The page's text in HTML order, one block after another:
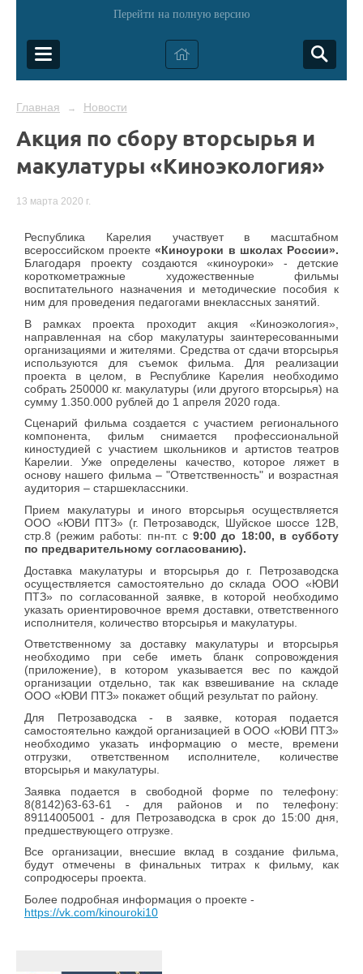
Перейти на полную версию
Главная → Новости
Акция по сбору вторсырья и
макулатуры «Киноэкология»
13 марта 2020 г.
Республика Карелия участвует в масштабном
всероссийском проекте «Киноуроки в школах России».
Благодаря проекту создаются «киноуроки» - детские
короткометражные художественные фильмы
воспитательного назначения и методические пособия к
ним для проведения педагогами внеклассных занятий.
В рамках проекта проходит акция «Киноэкология»,
направленная на сбор макулатуры заинтересованными
организациями и жителями. Средства от сдачи вторсырья
используются для съемок фильма. Для реализации
проекта в целом, в Республике Карелия необходимо
собрать 250000 кг. макулатуры (или другого вторсырья) на
сумму 1.350.000 рублей до 1 апреля 2020 года.
Сценарий фильма создается с участием регионального
компонента, фильм снимается профессиональной
киностудией с участием школьников и артистов театров
Карелии. Уже определены качество, которое ляжет в
основу нашего фильма – "Ответственность" и возрастная
аудитория – старшеклассники.
Прием макулатуры и иного вторсырья осуществляется
ООО «ЮВИ ПТЗ» (г. Петрозаводск, Шуйское шоссе 12В,
стр.8 (режим работы: пн-пт. с9:00 до 18:00, в субботу
по предварительному согласованию).
Доставка макулатуры и вторсырья до г. Петрозаводска
осуществляется самостоятельно до склада ООО «ЮВИ
ПТЗ» по согласованной заявке, в которой необходимо
указать ориентировочное время доставки, ответственного
исполнителя, количество вторсырья и макулатуры.
Ответственному за доставку макулатуры и вторсырья
необходимо при себе иметь бланк сопровождения
(приложение), в котором указывается вес по каждой
организации отдельно, так как взвешивание на складе
ООО «ЮВИ ПТЗ» покажет общий результат по району.
Для Петрозаводска - в заявке, которая подается
самостоятельно каждой организацией в ООО «ЮВИ ПТЗ»
необходимо указать информацию о месте, времени
отгрузки, ответственном исполнителе, количестве
вторсырья и макулатуры.
Заявка подается в свободной форме по телефону:
8(8142)63-63-61 - для районов и по телефону:
89114005001 - для Петрозаводска в срок до 15:00 дня,
предшествующего отгрузке.
Все организации, внесшие вклад в создание фильма,
будут отмечены в финальных титрах к фильму, как
сопродюсеры проекта.
Более подробная информация о проекте -
https://vk.com/kinouroki10